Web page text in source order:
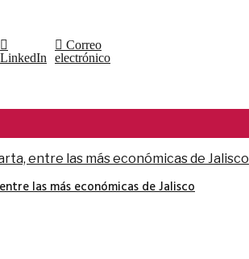
LinkedIn
Correo
electrónico
las más económicas de Jalisco